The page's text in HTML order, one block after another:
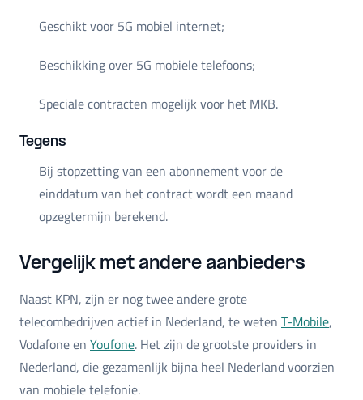
Geschikt voor 5G mobiel internet;
Beschikking over 5G mobiele telefoons;
Speciale contracten mogelijk voor het MKB.
Tegens
Bij stopzetting van een abonnement voor de
einddatum van het contract wordt een maand
opzegtermijn berekend.
Vergelijk met andere aanbieders
Naast KPN, zijn er nog twee andere grote
telecombedrijven actief in Nederland, te weten T-Mobile,
Vodafone en Youfone. Het zijn de grootste providers in
Nederland, die gezamenlijk bijna heel Nederland voorzien
van mobiele telefonie.